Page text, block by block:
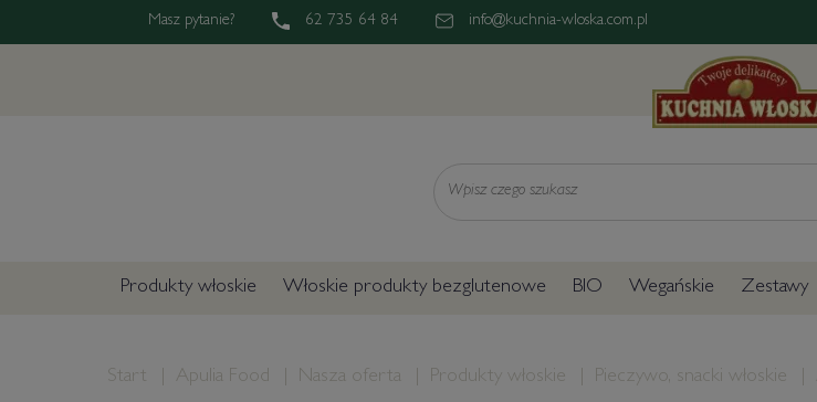
Masz pytanie? 62 735 64 84 info@kuchnia-wloska.com.pl
Produkty włoskie Włoskie produkty bezglutenowe BIO Wegańskie Zestawy
Start Apulia Food Nasza oferta Produkty włoskie Pieczywo, snacki włoskie